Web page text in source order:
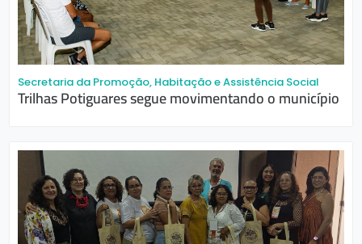
Secretaria da Promoção, Habitação e Assistência Social
Trilhas Potiguares segue movimentando o município